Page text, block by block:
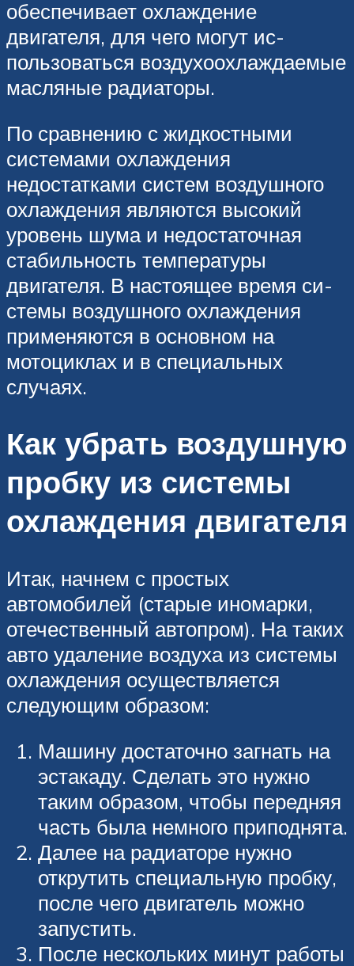
обеспечивает охлаждение
двигателя, для чего могут ис­
пользоваться воздухоохлаждаемые
масля­ные радиаторы.
По сравнению с жидкостными
системами охлаждения
недостатками систем воздуш­ного
охлаждения являются высокий
уровень шума и недостаточная
стабильность темпе­ратуры
двигателя. В настоящее время си­
стемы воздушного охлаждения
применяются в основном на
мотоциклах и в специальных
случаях.
Как убрать воздушную
пробку из системы
охлаждения двигателя
Итак, начнем с простых
автомобилей (старые иномарки,
отечественный автопром). На таких
авто удаление воздуха из системы
охлаждения осуществляется
следующим образом:
Машину достаточно загнать на
эстакаду. Сделать это нужно
таким образом, чтобы передняя
часть была немного приподнята.
Далее на радиаторе нужно
открутить специальную пробку,
после чего двигатель можно
запустить.
После нескольких минут работы